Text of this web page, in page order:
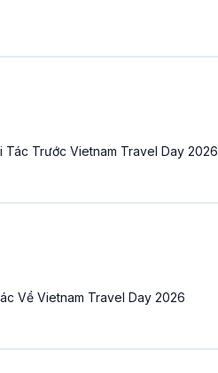
Trước Vietnam Travel Day 2026
Về Vietnam Travel Day 2026